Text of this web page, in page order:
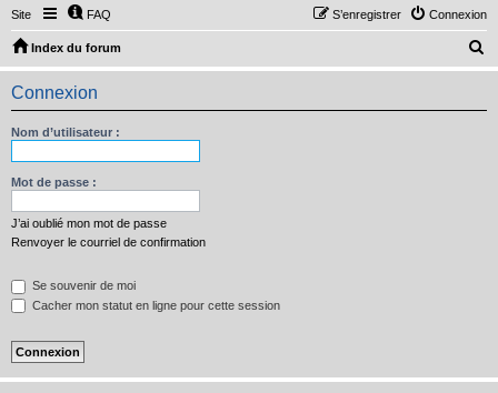
Site FAQ Connexion
S’enregistrer
Index du forum
e
Connexion
Nom d’utilisateur :
Mot de passe :
J’ai oublié mon mot de passe
Renvoyer le courriel de confirmation
Se souvenir de moi
Cacher mon statut en ligne pour cette session